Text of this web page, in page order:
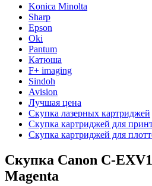
Konica Minolta
Sharp
Epson
Oki
Pantum
Катюша
F+ imaging
Sindoh
Avision
Лучшая цена
Скупка лазерных картриджей
Скупка картриджей для
Скупка картриджей для
Скупка Canon C-
Magenta